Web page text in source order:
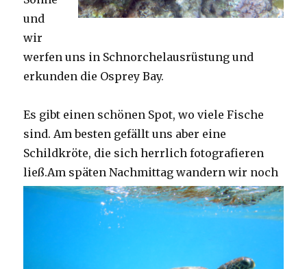
und
wir
werfen uns in Schnorchelausrüstung und
erkunden die Osprey Bay.
Es gibt einen schönen Spot, wo viele Fische
sind. Am besten gefällt uns aber eine
Schildkröte, die sich herrlich fotografieren
ließ.Am späten Nachmittag wandern wir noch